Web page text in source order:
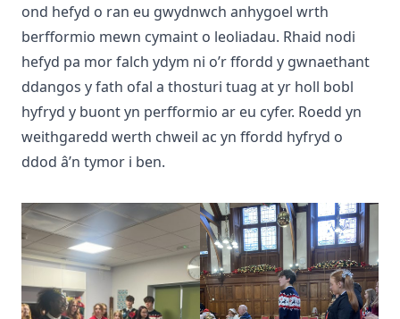
ond hefyd o ran eu gwydnwch anhygoel wrth
berfformio mewn cymaint o leoliadau. Rhaid nodi
hefyd pa mor falch ydym ni o’r ffordd y gwnaethant
ddangos y fath ofal a thosturi tuag at yr holl bobl
hyfryd y buont yn perfformio ar eu cyfer. Roedd yn
weithgaredd werth chweil ac yn ffordd hyfryd o
ddod â’n tymor i ben.